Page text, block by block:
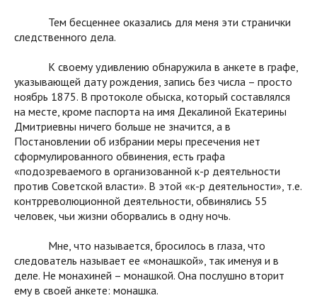
Тем бесценнее оказались для меня эти странички
следственного дела.
К своему удивлению обнаружила в анкете в графе,
указывающей дату рождения, запись без числа – просто
ноябрь 1875. В протоколе обыска, который составлялся
на месте, кроме паспорта на имя Декалиной Екатерины
Дмитриевны ничего больше не значится, а в
Постановлении об избрании меры пресечения нет
сформулированного обвинения, есть графа
«подозреваемого в организованной к-р деятельности
против Советской власти». В этой «к-р деятельности», т.е.
контрреволюционной деятельности, обвинялись 55
человек, чьи жизни оборвались в одну ночь.
Мне, что называется, бросилось в глаза, что
следователь называет ее «монашкой», так именуя и в
деле. Не монахиней – монашкой. Она послушно вторит
ему в своей анкете: монашка.